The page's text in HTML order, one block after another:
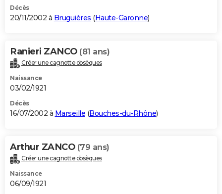
Décès
20/11/2002 à Bruguières (Haute-Garonne)
Ranieri ZANCO (81 ans)
Créer une cagnotte obsèques
Naissance
03/02/1921
Décès
16/07/2002 à Marseille (Bouches-du-Rhône)
Arthur ZANCO (79 ans)
Créer une cagnotte obsèques
Naissance
06/09/1921